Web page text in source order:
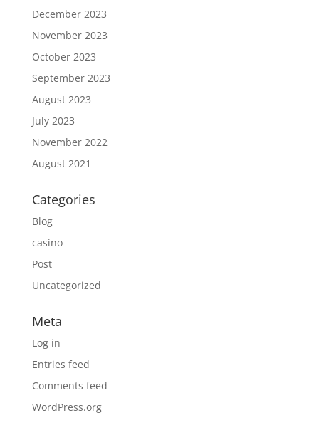
December 2023
November 2023
October 2023
September 2023
August 2023
July 2023
November 2022
August 2021
Categories
Blog
casino
Post
Uncategorized
Meta
Log in
Entries feed
Comments feed
WordPress.org